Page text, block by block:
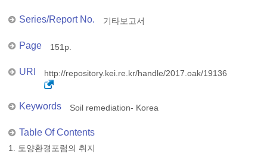
Series/Report No. 기타보고서
Page 151p.
URI http://repository.kei.re.kr/handle/2017.oak/19136
Keywords Soil remediation- Korea
Table Of Contents
1. 토양환경포럼의 취지